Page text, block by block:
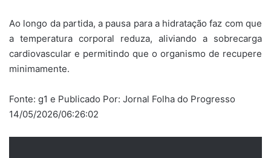
Ao longo da partida, a pausa para a hidratação faz com que
a temperatura corporal reduza, aliviando a sobrecarga
cardiovascular e permitindo que o organismo de recupere
minimamente.
Fonte: g1 e Publicado Por: Jornal Folha do Progresso
14/05/2026/06:26:02